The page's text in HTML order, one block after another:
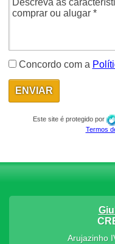
Concordo com a
Este site é protegido por
Termos
Arujazinho